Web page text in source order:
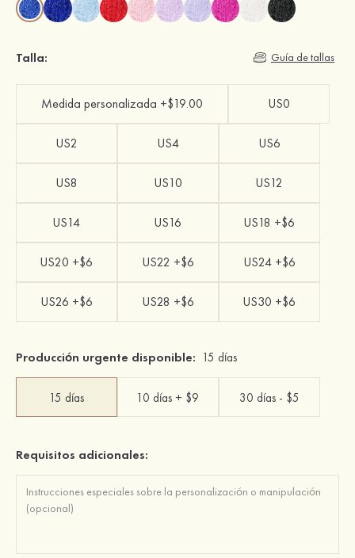
Talla: Guía de tallas
Medida personalizada +$19.00 US0
US2 US4 US6
US8 US10 US12
US14 US16 US18 +$6
US20 +$6 US22 +$6 US24 +$6
US26 +$6 US28 +$6 US30 +$6
Producción urgente disponible: 15 días
15 días 10 días + $9 30 días - $5
Requisitos adicionales: